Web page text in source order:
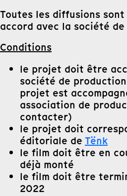
Toutes les diffusions sont
accord avec la société
Conditions
le projet doit être
société de
projet est
association de
contacter)
le projet doit
éditoriale de Tënk
le film doit être en
déjà monté
le film doit être
2022